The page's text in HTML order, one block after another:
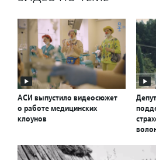
АСИ выпустило видеосюжет
о работе медицинских
клоунов